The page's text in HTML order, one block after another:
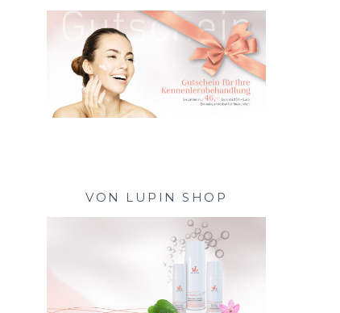
VON LUPIN SHOP